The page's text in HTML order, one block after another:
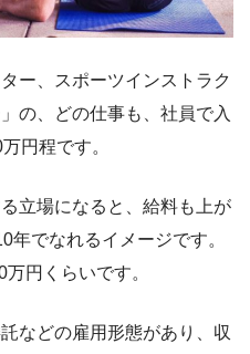
ー、スポーツインストラク
の、どの仕事も、社員で入
円程です。
立場になると、給料も上が
年でなれるイメージです。
円くらいです。
などの雇用形態があり、収